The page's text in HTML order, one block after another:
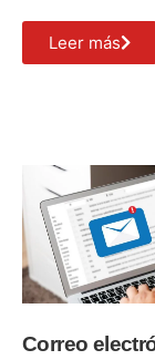
Leer más
Correo